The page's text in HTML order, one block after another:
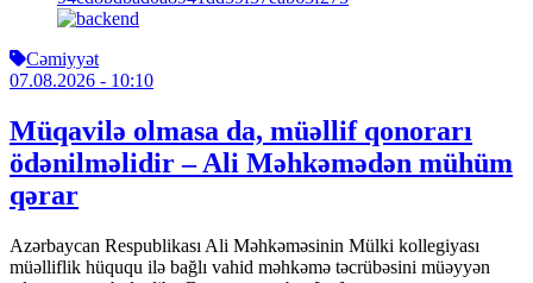
Cəmiyyət
07.08.2026 - 10:10
Müqavilə olmasa da, müəllif qonorarı
ödənilməlidir – Ali Məhkəmədən mühüm
qərar
Azərbaycan Respublikası Ali Məhkəməsinin Mülki kollegiyası
müəlliflik hüququ ilə bağlı vahid məhkəmə təcrübəsini müəyyən